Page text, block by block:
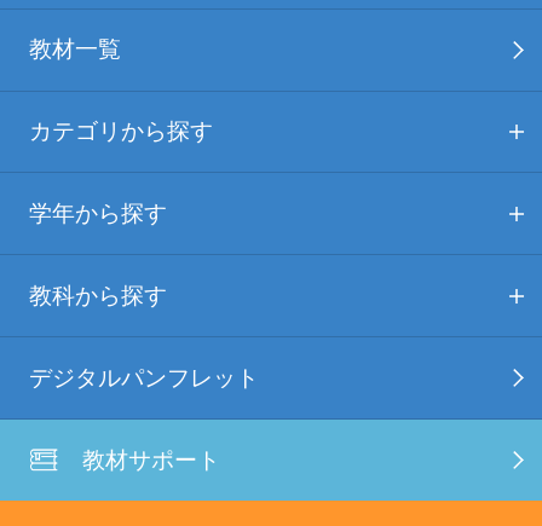
教材一覧
カテゴリから探す
学年から探す
教科から探す
デジタルパンフレット
教材サポート